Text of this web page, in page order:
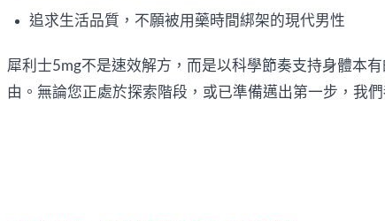
追求生活品質，不願被用藥時間綁架的現代男性
犀利士5mg不是速效解方，而是以科學節奏支持身體本
由。無論您正處於探索階段，或已準備邁出第一步，我